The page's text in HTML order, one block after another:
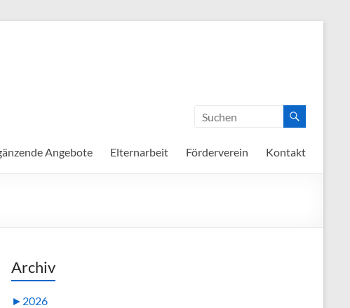
Angebote Elternarbeit Förderverein Kontakt
Archiv
► 2026